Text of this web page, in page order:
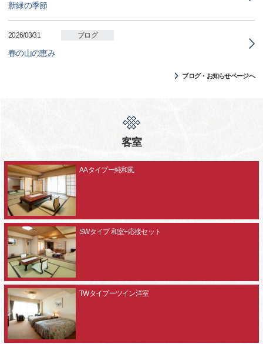
新緑の季節
2026/03/31 ブログ
春の山の恵み
ブログ・お知らせページへ
客室
AAタイプー純和風
SWタイプ 和室+応接セット
TWタイプーツイン洋室